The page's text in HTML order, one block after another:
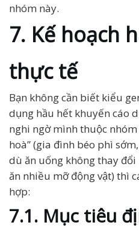
nhóm này.
7. Kế hoạch
thực tế
Bạn không cần biết kiểu
dụng hầu hết khuyến cáo
nghi ngờ mình thuộc nhóm
hoà” (gia đình béo phì
dù ăn uống không thay
ăn nhiều mỡ động vật) thì
hợp:
7.1. Mục tiêu